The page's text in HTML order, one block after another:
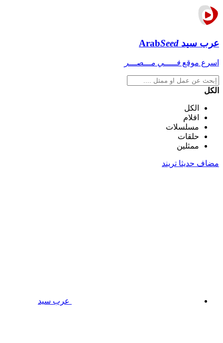
عرب سيد ArabSeed
اسرع موقع فـــــي مـــصـــر
الكل
الكل
افلام
مسلسلات
حلقات
ممثلين
مضاف حديثا تريند
عرب سيد